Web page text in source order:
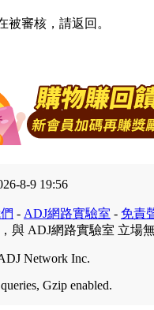
審核，請返回。
8-9 19:56
- ADJ網路實驗室 - 免責
與 ADJ網路實驗室 立場
Network Inc.
Gzip enabled.